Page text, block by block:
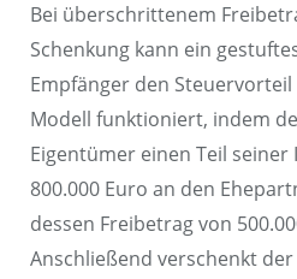
Bei überschrittenem
Schenkung kann ein
Empfänger den
Modell funktioniert, indem
Eigentümer einen Teil
800.000 Euro an den
dessen Freibetrag von
Anschließend verschenkt